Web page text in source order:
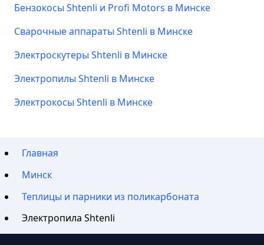
Бензокосы Shtenli и Profi Motors в Минске
Сварочные аппараты Shtenli в Минске
Электроскутеры Shtenli в Минске
Электропилы Shtenli в Минске
Электрокосы Shtenli в Минске
Главная
Минск
Теплицы и парники из поликарбоната
Электропила Shtenli